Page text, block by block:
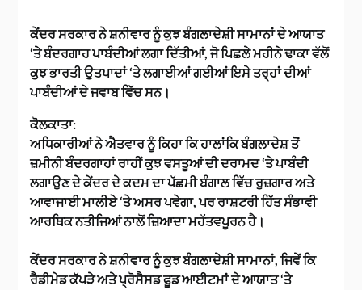
ਕੇਂਦਰ ਸਰਕਾਰ ਨੇ ਸ਼ਨੀਵਾਰ ਨੂੰ ਕੁਝ ਬੰਗਲਾਦੇਸ਼ੀ ਸਾਮਾਨਾਂ ਦੇ ਆਯਾਤ
‘ਤੇ ਬੰਦਰਗਾਹ ਪਾਬੰਦੀਆਂ ਲਗਾ ਦਿੱਤੀਆਂ, ਜੋ ਪਿਛਲੇ ਮਹੀਨੇ ਢਾਕਾ ਵੱਲੋਂ
ਕੁਝ ਭਾਰਤੀ ਉਤਪਾਦਾਂ ‘ਤੇ ਲਗਾਈਆਂ ਗਈਆਂ ਇਸੇ ਤਰ੍ਹਾਂ ਦੀਆਂ
ਪਾਬੰਦੀਆਂ ਦੇ ਜਵਾਬ ਵਿੱਚ ਸਨ।
ਕੋਲਕਾਤਾ:
ਅਧਿਕਾਰੀਆਂ ਨੇ ਐਤਵਾਰ ਨੂੰ ਕਿਹਾ ਕਿ ਹਾਲਾਂਕਿ ਬੰਗਲਾਦੇਸ਼ ਤੋਂ
ਜ਼ਮੀਨੀ ਬੰਦਰਗਾਹਾਂ ਰਾਹੀਂ ਕੁਝ ਵਸਤੂਆਂ ਦੀ ਦਰਾਮਦ ‘ਤੇ ਪਾਬੰਦੀ
ਲਗਾਉਣ ਦੇ ਕੇਂਦਰ ਦੇ ਕਦਮ ਦਾ ਪੱਛਮੀ ਬੰਗਾਲ ਵਿੱਚ ਰੁਜ਼ਗਾਰ ਅਤੇ
ਆਵਾਜਾਈ ਮਾਲੀਏ ‘ਤੇ ਅਸਰ ਪਵੇਗਾ, ਪਰ ਰਾਸ਼ਟਰੀ ਹਿੱਤ ਸੰਭਾਵੀ
ਆਰਥਿਕ ਨਤੀਜਿਆਂ ਨਾਲੋਂ ਜ਼ਿਆਦਾ ਮਹੱਤਵਪੂਰਨ ਹੈ।
ਕੇਂਦਰ ਸਰਕਾਰ ਨੇ ਸ਼ਨੀਵਾਰ ਨੂੰ ਕੁਝ ਬੰਗਲਾਦੇਸ਼ੀ ਸਾਮਾਨਾਂ, ਜਿਵੇਂ ਕਿ
ਰੈਡੀਮੇਡ ਕੱਪੜੇ ਅਤੇ ਪ੍ਰੋਸੈਸਡ ਫੂਡ ਆਈਟਮਾਂ ਦੇ ਆਯਾਤ ‘ਤੇ